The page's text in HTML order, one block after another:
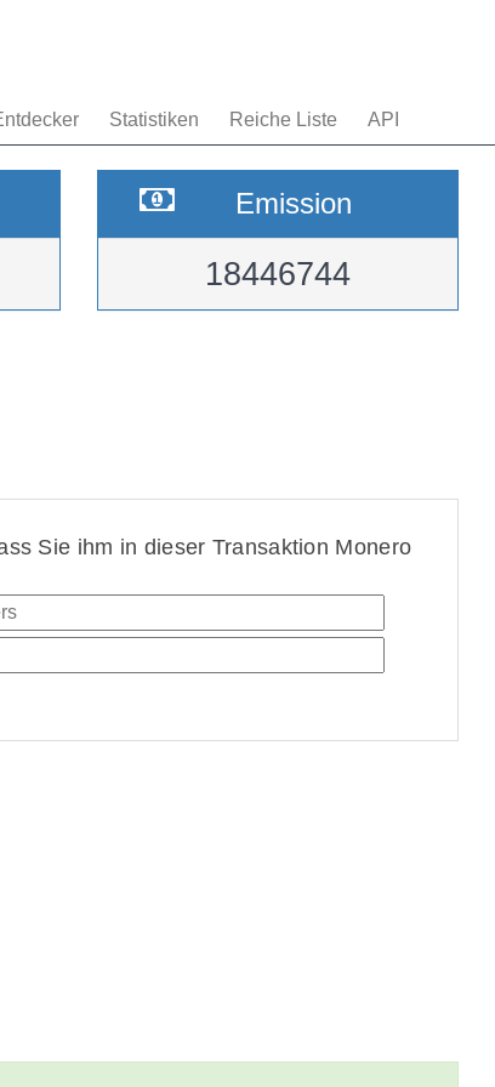
Statistiken Reiche Liste API
Emission
18446744
Sie ihm in dieser Transaktion Monero